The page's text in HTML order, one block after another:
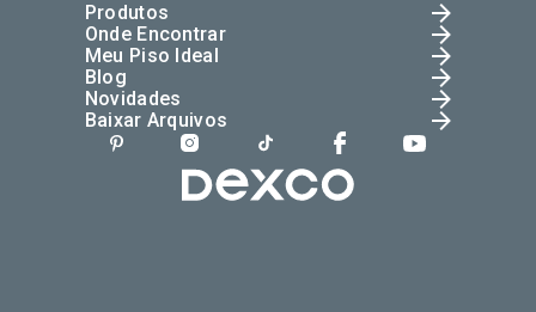
Produtos
Onde Encontrar
Meu Piso Ideal
Blog
Novidades
Baixar Arquivos